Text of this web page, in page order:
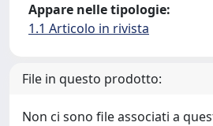
Appare nelle tipologie:
1.1 Articolo in rivista
File in questo prodotto:
Non ci sono file associati a